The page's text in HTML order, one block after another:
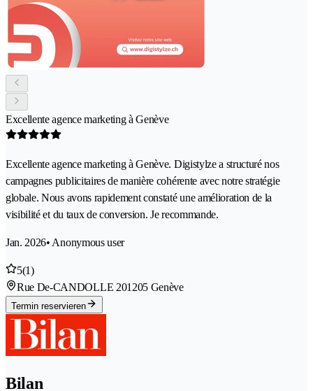
Excellente agence marketing à Genève
Excellente agence marketing à Genève. Digistylze a structuré nos
campagnes publicitaires de manière cohérente avec notre stratégie
globale. Nous avons rapidement constaté une amélioration de la
visibilité et du taux de conversion. Je recommande.
Jan. 2026• Anonymous user
5(1)
Rue De-CANDOLLE 201205 Genève
Termin reservieren
Bilan